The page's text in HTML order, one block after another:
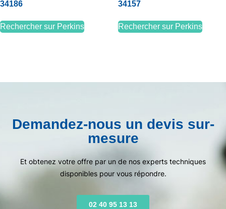
34186
Rechercher sur Perkins
34157
Rechercher sur Perkins
Demandez-nous un devis sur-
mesure
Et obtenez votre offre par un de nos experts techniques
disponibles pour vous répondre.
02 40 95 13 13